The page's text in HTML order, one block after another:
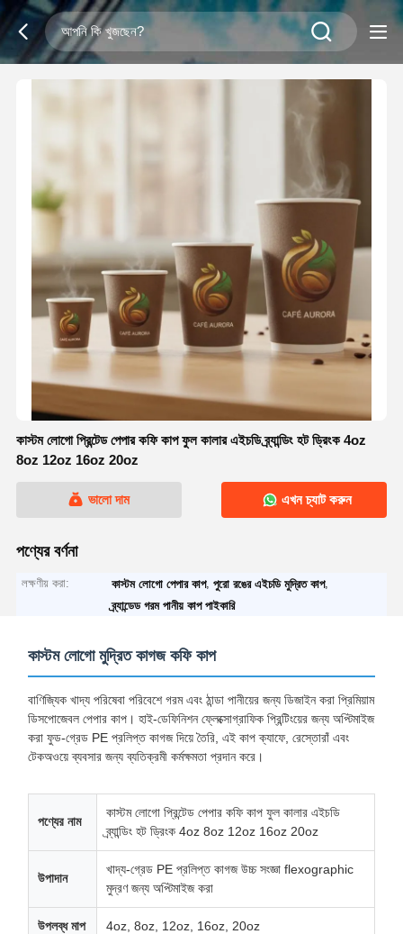
কাস্টম লোগো প্রিন্টেড পেপার কফি কাপ ফুল কালার এইচডি ব্র্যান্ডিং হট ড্রিংক 4oz
8oz 12oz 16oz 20oz
ভালো দাম এখন চ্যাট করুন
পণ্যের বর্ণনা
লক্ষণীয় করা: কাস্টম লোগো পেপার কাপ,পুরো রঙের এইচডি মুদ্রিত কাপ,
ব্র্যান্ডেড গরম পানীয় কাপ পাইকারি
কাস্টম লোগো মুদ্রিত কাগজ কফি কাপ
বাণিজ্যিক খাদ্য পরিষেবা পরিবেশে গরম এবং ঠান্ডা পানীয়ের জন্য ডিজাইন করা প্রিমিয়াম
ডিসপোজেবল পেপার কাপ। হাই-ডেফিনিশন ফ্লেক্সোগ্রাফিক প্রিন্টিংয়ের জন্য অপ্টিমাইজ
করা ফুড-গ্রেড PE প্রলিপ্ত কাগজ দিয়ে তৈরি, এই কাপ ক্যাফে, রেস্তোরাঁ এবং
টেকঅওয়ে ব্যবসার জন্য ব্যতিক্রমী কর্মক্ষমতা প্রদান করে।
পণ্যের নাম
কাস্টম লোগো প্রিন্টেড পেপার কফি কাপ ফুল কালার এইচডি
ব্র্যান্ডিং হট ড্রিংক 4oz 8oz 12oz 16oz 20oz
উপাদান
খাদ্য-গ্রেড PE প্রলিপ্ত কাগজ উচ্চ সংজ্ঞা flexographic
মুদ্রণ জন্য অপ্টিমাইজ করা
উপলব্ধ মাপ 4oz, 8oz, 12oz, 16oz, 20oz